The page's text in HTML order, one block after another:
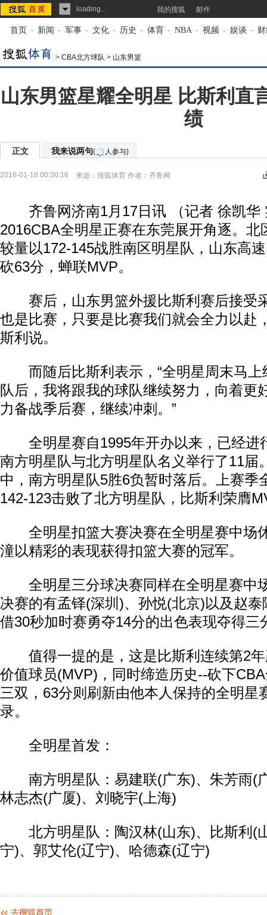
loading... 我的搜狐 邮件
首页 - 新闻 - 军事 - 文化 - 历史 - 体育 - NBA - 视频 - 娱谈 -
> CBA北方球队 > 山东男篮
山东男篮星耀全明星 比斯利直
绩
正文 我来说两句( 人参与)
2016-01-18 00:36:16 来源： 搜狐体育 作者：齐鲁网
齐鲁网济南1月17日讯 （记者 徐凯华
2016CBA全明星正赛在东莞展开角逐。北
较量以172-145战胜南区明星队，山东高
砍63分，蝉联MVP。
赛后，山东男篮外援比斯利赛后接受
也是比赛，只要是比赛我们就会全力以赴
斯利说。
而随后比斯利表示，“全明星周末马上
队后，我将跟我的球队继续努力，向着更
力备战季后赛，继续冲刺。”
全明星赛自1995年开办以来，已经进
南方明星队与北方明星队名义举行了11届
中，南方明星队5胜6负暂时落后。上赛季
142-123击败了北方明星队，比斯利荣膺
全明星扣篮大赛决赛在全明星赛中场
潼以精彩的表现获得扣篮大赛的冠军。
全明星三分球决赛同样在全明星赛中
决赛的有孟铎(深圳)、孙悦(北京)以及赵
借30秒加时赛勇夺14分的出色表现夺得三
值得一提的是，这是比斯利连续第2年
价值球员(MVP)，同时缔造历史--砍下
三双，63分则刷新由他本人保持的全明星
录。
全明星首发：
南方明星队：易建联(广东)、朱芳雨(
林志杰(广厦)、刘晓宇(上海)
北方明星队：陶汉林(山东)、比斯利(
宁)、郭艾伦(辽宁)、哈德森(辽宁)
动物系恋人啊 | 钟欣潼体验爱情哲学 南